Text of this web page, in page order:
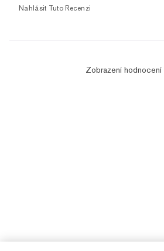
Nahlásit Tuto Recenzi
Zobrazení hodnocení